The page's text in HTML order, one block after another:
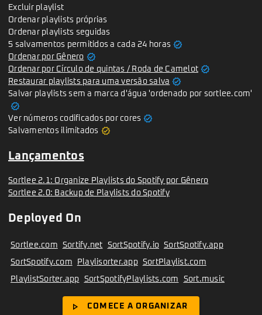
Excluir playlist
Ordenar playlists próprias
Ordenar playlists seguidas
5 salvamentos permitidos a cada 24 horas verified
Ordenar por Gênero verified
Ordenar por Círculo de quintas / Roda de Camelot verified
Restaurar playlists para uma versão salva verified
Salvar playlists sem a marca d'água 'ordenado por sortlee.com'
verified
Ver números codificados por cores verified
Salvamentos ilimitados verified
Lançamentos
Sortlee 2.1: Organize Playlists do Spotify por Gênero
Sortlee 2.0: Backup de Playlists do Spotify
Deployed On
Sortlee.com Sortify.net SortSpotify.io SortSpotify.app
SortSpotify.com Playlisorter.app SortPlaylist.com
PlaylistSorter.app SortSpotifyPlaylists.com Sort.music
play_arrow COMECE A ORGANIZAR